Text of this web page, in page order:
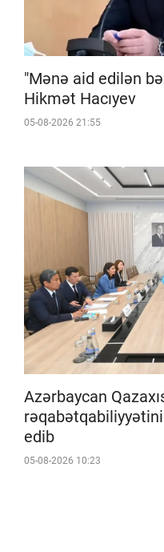
"Mənə aid edilən
Hikmət Hacıyev
05-08-2026 21:55
Azərbaycan
edib
05-08-2026 10:23